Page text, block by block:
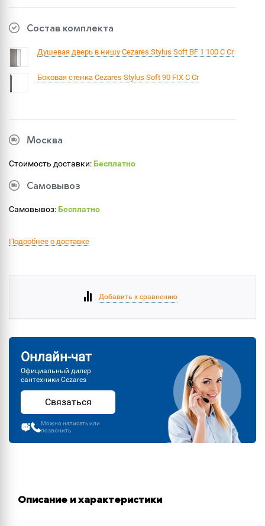
Состав комплекта
Душевая дверь в нишу Cezares Stylus Soft BF 1 100 C Cr
Боковая стенка Cezares Stylus Soft 90 FIX C Cr
Москва
Стоимость доставки:Бесплатно
Самовывоз
Самовывоз:Бесплатно
Подробнее о доставке
Добавить к сравнению
Онлайн-чат
Официальный дилер
сантехники Cezares
Связаться
Можно написать или
позвонить
Описание и характеристики